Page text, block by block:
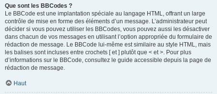
Que sont les BBCodes ?
Le BBCode est une implantation spéciale au langage HTML, offrant un large
contrôle de mise en forme des éléments d’un message. L’administrateur peut
décider si vous pouvez utiliser les BBCodes, vous pouvez aussi les désactiver
dans chacun de vos messages en utilisant l’option appropriée du formulaire de
rédaction de message. Le BBCode lui-même est similaire au style HTML, mais
les balises sont incluses entre crochets [ et ] plutôt que < et >. Pour plus
d’informations sur le BBCode, consultez le guide accessible depuis la page de
rédaction de message.
Haut